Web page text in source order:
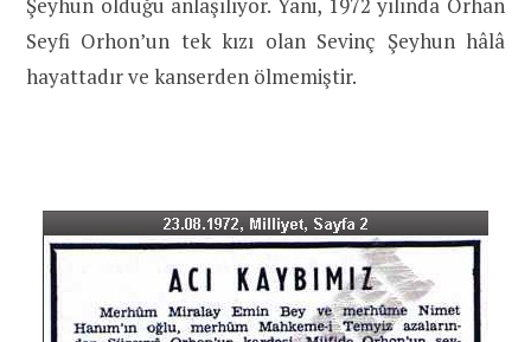
Seyfi Orhon’un tek kızı olan Sevinç Şeyhun hâlâ
hayattadır ve kanserden ölmemiştir.